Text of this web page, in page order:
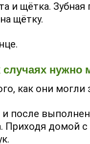
и щётка. Зубная
щётку.
случаях нужно
как они могли
Приходя домой